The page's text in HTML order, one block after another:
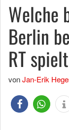
Welche
Berlin
RT spielt
vonJan-Erik